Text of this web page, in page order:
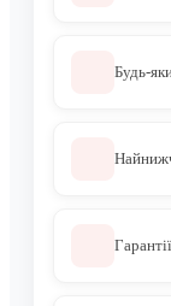
Будь-
Гарантії